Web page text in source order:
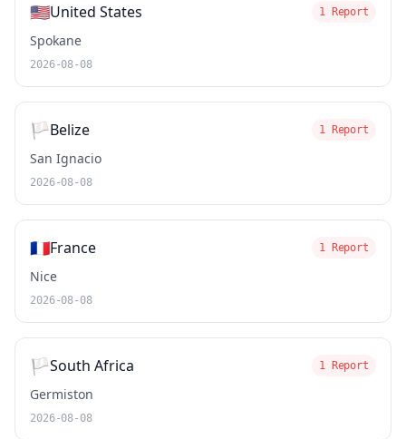
🇺🇸United States 1 Report
Spokane
2026-08-08
🏳️Belize 1 Report
San Ignacio
2026-08-08
🇫🇷France 1 Report
Nice
2026-08-08
🏳️South Africa 1 Report
Germiston
2026-08-08